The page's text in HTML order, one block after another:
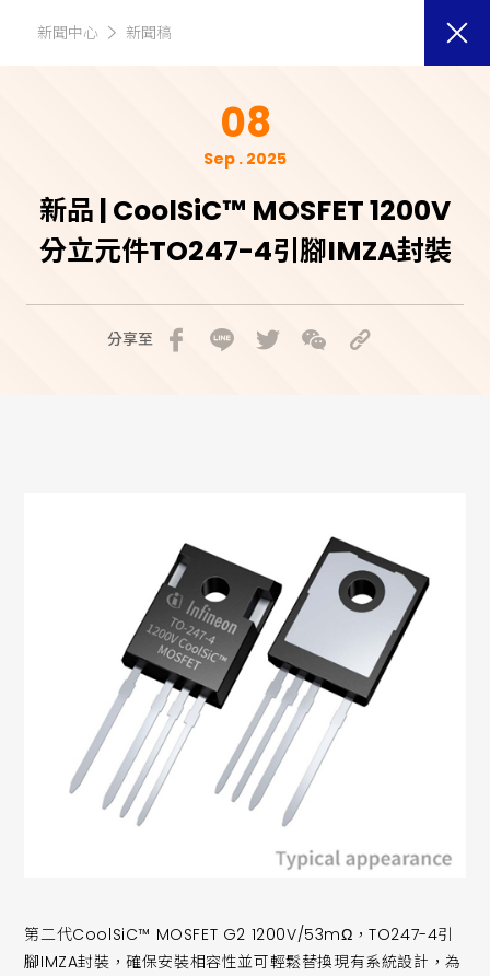
新聞中心 新聞稿
08
Sep . 2025
新品 | CoolSiC™ MOSFET 1200V
分立元件TO247-4引腳IMZA封裝
分享至
第二代CoolSiC™ MOSFET G2 1200V/53mΩ，TO247-4引
腳IMZA封裝，確保安裝相容性並可輕鬆替換現有系統設計，為